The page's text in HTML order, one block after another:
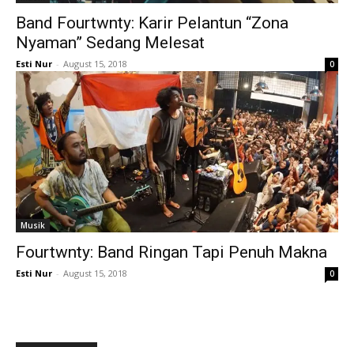
Band Fourtwnty: Karir Pelantun “Zona
Nyaman” Sedang Melesat
Esti Nur - August 15, 2018 0
Musik
Fourtwnty: Band Ringan Tapi Penuh Makna
Esti Nur - August 15, 2018 0